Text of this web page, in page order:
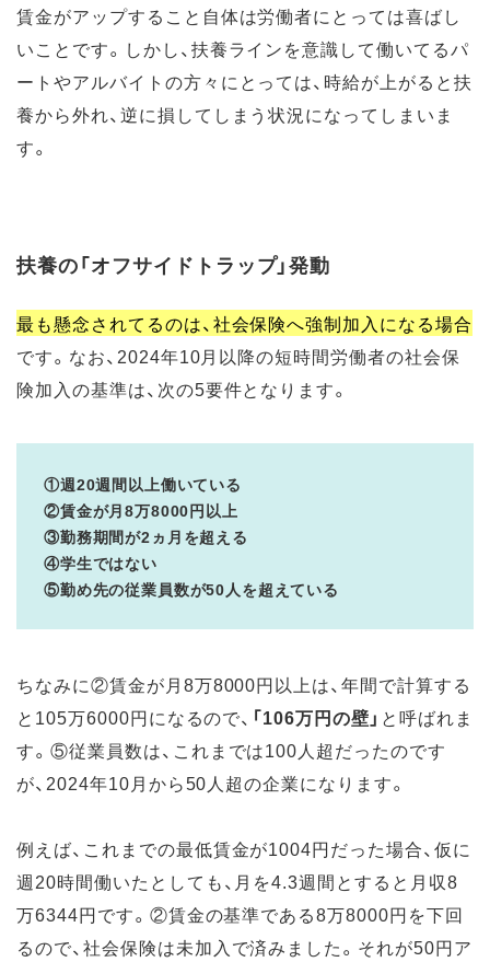
賃金がアップすること自体は労働者にとっては喜ばし
いことです。しかし、扶養ラインを意識して働いてるパ
ートやアルバイトの方々にとっては、時給が上がると扶
養から外れ、逆に損してしまう状況になってしまいま
す。
扶養の「オフサイドトラップ」発動
最も懸念されてるのは、社会保険へ強制加入になる場合
です。なお、2024年10月以降の短時間労働者の社会保
険加入の基準は、次の5要件となります。
①週20週間以上働いている
②賃金が月8万8000円以上
③勤務期間が2ヵ月を超える
④学生ではない
⑤勤め先の従業員数が50人を超えている
ちなみに②賃金が月8万8000円以上は、年間で計算する
と105万6000円になるので、 「106万円の壁」 と呼ばれま
す。⑤従業員数は、これまでは100人超だったのです
が、2024年10月から50人超の企業になります。
例えば、これまでの最低賃金が1004円だった場合、仮に
週20時間働いたとしても、月を4.3週間とすると月収8
万6344円です。②賃金の基準である8万8000円を下回
るので、社会保険は未加入で済みました。それが50円ア